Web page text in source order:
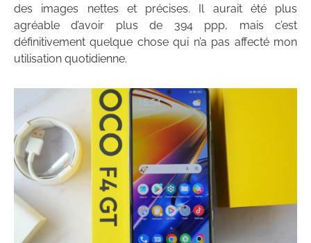
des images nettes et précises. Il aurait été plus
agréable d’avoir plus de 394 ppp, mais c’est
définitivement quelque chose qui n’a pas affecté mon
utilisation quotidienne.